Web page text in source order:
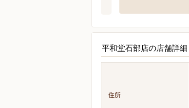
平和堂石部店の店舗詳細
住所